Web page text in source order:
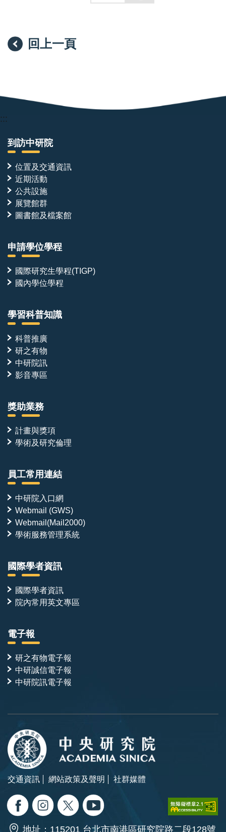
回上一頁
:::
到訪中研院
位置及交通資訊
近期活動
公共設施
展覽館群
圖書館及檔案館
申請學位學程
國際研究生學程(TIGP)
國內學位學程
學習科普知識
科普推廣
研之有物
中研院訊
影音專區
獎助業務
計畫與獎項
學術及研究倫理
員工常用連結
中研院入口網
Webmail (GWS)
Webmail(Mail2000)
學術服務管理系統
國際學者資訊
國際學者資訊
院內常用英文專區
電子報
研之有物電子報
中研誠信電子報
中研院訊電子報
交通資訊 網站政策及聲明 社群媒體
地址：115201 台北市南港區研究院路二段128號